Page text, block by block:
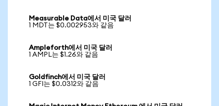
Measurable Data에서 미국 달러
1 MDT는 $0.002953와 같음
Ampleforth에서 미국 달러
1 AMPL는 $1.26와 같음
Goldfinch에서 미국 달러
1 GFI는 $0.0312와 같음